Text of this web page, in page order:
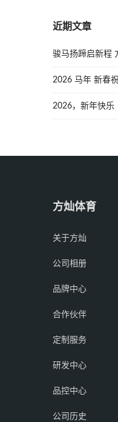
近期文章
骏马扬蹄启新程
2026 马年 新春
2026，新年快乐
方灿体育
关于方灿
公司相册
品牌中心
合作伙伴
定制服务
研发中心
品控中心
公司历史